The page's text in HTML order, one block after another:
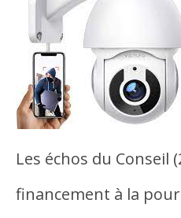
Les échos du Conseil
financement à la